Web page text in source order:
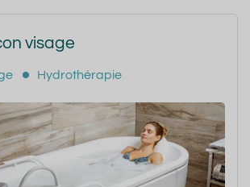
visage
Hydrothérapie